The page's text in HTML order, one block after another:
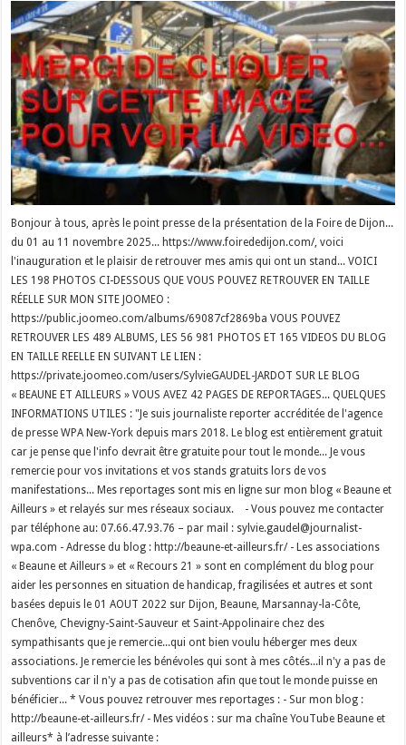
Bonjour à tous, après le point presse de la présentation de la Foire de Dijon...
du 01 au 11 novembre 2025... https://www.foirededijon.com/, voici
l'inauguration et le plaisir de retrouver mes amis qui ont un stand... VOICI
LES 198 PHOTOS CI-DESSOUS QUE VOUS POUVEZ RETROUVER EN TAILLE
RÉELLE SUR MON SITE JOOMEO :
https://public.joomeo.com/albums/69087cf2869ba VOUS POUVEZ
RETROUVER LES 489 ALBUMS, LES 56 981 PHOTOS ET 165 VIDEOS DU BLOG
EN TAILLE REELLE EN SUIVANT LE LIEN :
https://private.joomeo.com/users/SylvieGAUDEL-JARDOT SUR LE BLOG
« BEAUNE ET AILLEURS » VOUS AVEZ 42 PAGES DE REPORTAGES... QUELQUES
INFORMATIONS UTILES : "Je suis journaliste reporter accréditée de l'agence
de presse WPA New-York depuis mars 2018. Le blog est entièrement gratuit
car je pense que l'info devrait être gratuite pour tout le monde... Je vous
remercie pour vos invitations et vos stands gratuits lors de vos
manifestations... Mes reportages sont mis en ligne sur mon blog « Beaune et
Ailleurs » et relayés sur mes réseaux sociaux. - Vous pouvez me contacter
par téléphone au: 07.66.47.93.76 – par mail : sylvie.gaudel@journalist-
wpa.com - Adresse du blog : http://beaune-et-ailleurs.fr/ - Les associations
« Beaune et Ailleurs » et « Recours 21 » sont en complément du blog pour
aider les personnes en situation de handicap, fragilisées et autres et sont
basées depuis le 01 AOUT 2022 sur Dijon, Beaune, Marsannay-la-Côte,
Chenôve, Chevigny-Saint-Sauveur et Saint-Appolinaire chez des
sympathisants que je remercie...qui ont bien voulu héberger mes deux
associations. Je remercie les bénévoles qui sont à mes côtés...il n'y a pas de
subventions car il n'y a pas de cotisation afin que tout le monde puisse en
bénéficier... * Vous pouvez retrouver mes reportages : - Sur mon blog :
http://beaune-et-ailleurs.fr/ - Mes vidéos : sur ma chaîne YouTube Beaune et
ailleurs* à l’adresse suivante :